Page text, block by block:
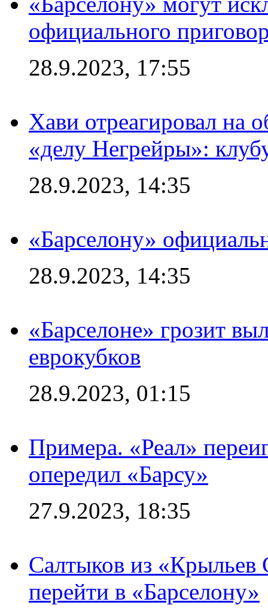
официального
28.9.2023, 17:55
Хави отреагировал на
«делу Негрейры»:
28.9.2023, 14:35
«Барселону»
28.9.2023, 14:35
«Барселоне» грозит
еврокубков
28.9.2023, 01:15
Примера. «Реал»
опередил «Барсу»
27.9.2023, 18:35
Салтыков из «Крыльев
перейти в «Барселону»